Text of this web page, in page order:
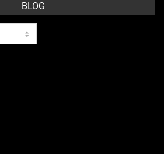
BLOG